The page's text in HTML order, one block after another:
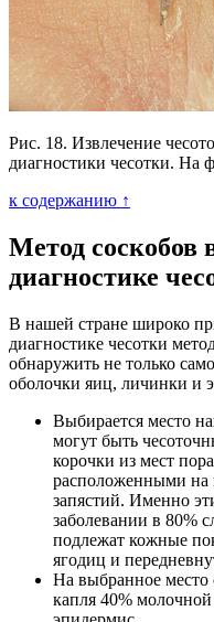
Рис. 18. Извлечение
диагностики чесотки. На
к содержанию ↑
Метод соскобов
диагностике
В нашей стране широко
диагностике чесотки
обнаружить не только
оболочки яиц, личинки и
Выбирается место
могут быть
корочки из мест
расположенными на
запястий. Именно
заболевании в 80%
подлежат кожные
ягодиц и
На выбранное место
капля 40% молочной